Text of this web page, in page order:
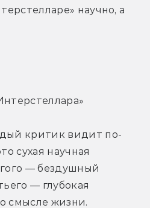
научно, а
критик видит по-
сухая научная
— бездушный
— глубокая
смысле жизни.